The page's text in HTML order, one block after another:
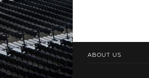
ABOUT US